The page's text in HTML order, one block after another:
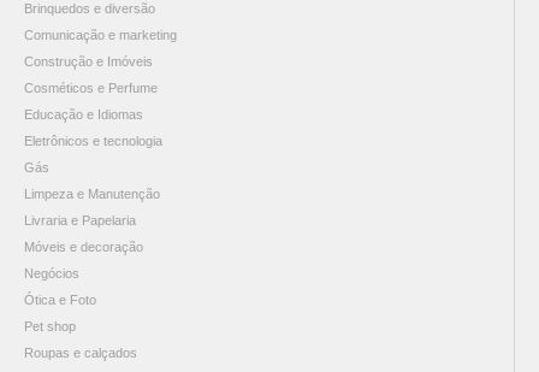
Brinquedos e diversão
Comunicação e marketing
Construção e Imóveis
Cosméticos e Perfume
Educação e Idiomas
Eletrônicos e tecnologia
Gás
Limpeza e Manutenção
Livraria e Papelaria
Móveis e decoração
Negócios
Ótica e Foto
Pet shop
Roupas e calçados